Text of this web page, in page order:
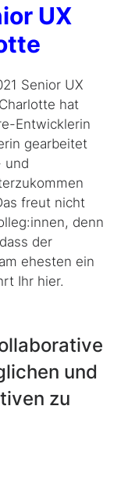
UX
Senior UX
hat
Entwicklerin
gearbeitet
und
freut nicht
denn
der
ehesten ein
Ihr hier.
und
zu